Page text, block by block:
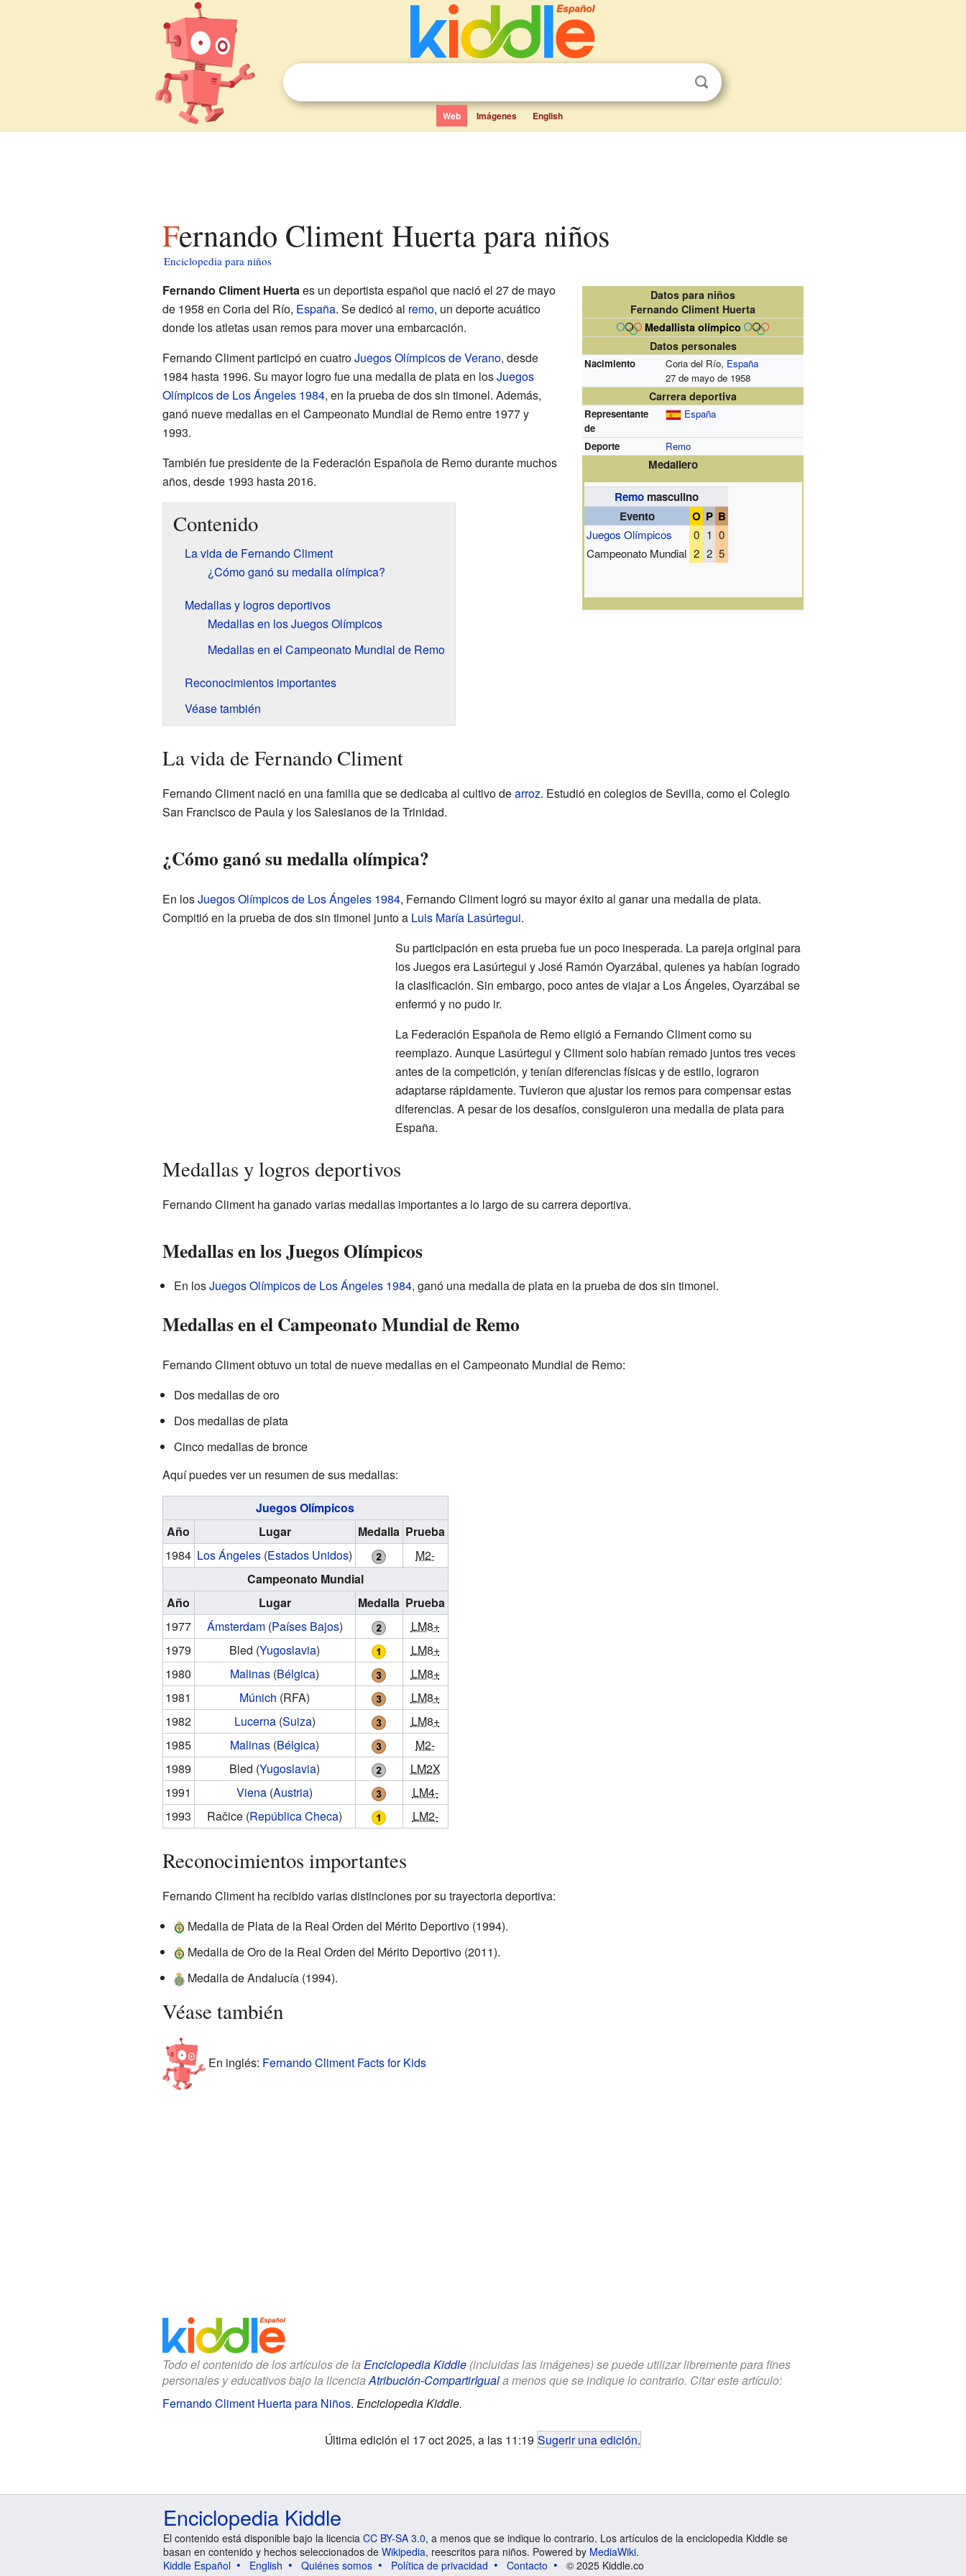
Web Imágenes English
Fernando Climent Huerta para niños
Enciclopedia para niños
Datos para niños
Fernando Climent Huerta
Medallista olímpico
Datos personales
Nacimiento Coria del Río, España
27 de mayo de 1958
Carrera deportiva
Representante
de
España
Deporte Remo
Medallero
Remomasculino
Evento
O P B
Juegos Olímpicos 0 1 0
Campeonato Mundial 2 2 5
Fernando Climent Huertaes un deportista español que nació el 27 de mayo
de 1958 en Coria del Río, España. Se dedicó al remo, un deporte acuático
donde los atletas usan remos para mover una embarcación.
Fernando Climent participó en cuatroJuegos Olímpicos de Verano, desde
1984 hasta 1996. Su mayor logro fue una medalla de plata en losJuegos
Olímpicos de Los Ángeles 1984, en la prueba de dos sin timonel. Además,
ganó nueve medallas en el Campeonato Mundial de Remo entre 1977 y
1993.
También fue presidente de la Federación Española de Remo durante muchos
años, desde 1993 hasta 2016.
Contenido
La vida de Fernando Climent
¿Cómo ganó su medalla olímpica?
Medallas y logros deportivos
Medallas en los Juegos Olímpicos
Medallas en el Campeonato Mundial de Remo
Reconocimientos importantes
Véase también
La vida de Fernando Climent
Fernando Climent nació en una familia que se dedicaba al cultivo dearroz. Estudió en colegios de Sevilla, como el Colegio
San Francisco de Paula y los Salesianos de la Trinidad.
¿Cómo ganó su medalla olímpica?
En losJuegos Olímpicos de Los Ángeles 1984, Fernando Climent logró su mayor éxito al ganar una medalla de plata.
Compitió en la prueba de dos sin timonel junto a Luis María Lasúrtegui.
Su participación en esta prueba fue un poco inesperada. La pareja original para
los Juegos era Lasúrtegui y José Ramón Oyarzábal, quienes ya habían logrado
la clasificación. Sin embargo, poco antes de viajar a Los Ángeles, Oyarzábal se
enfermó y no pudo ir.
La Federación Española de Remo eligió a Fernando Climent como su
reemplazo. Aunque Lasúrtegui y Climent solo habían remado juntos tres veces
antes de la competición, y tenían diferencias físicas y de estilo, lograron
adaptarse rápidamente. Tuvieron que ajustar los remos para compensar estas
diferencias. A pesar de los desafíos, consiguieron una medalla de plata para
España.
Medallas y logros deportivos
Fernando Climent ha ganado varias medallas importantes a lo largo de su carrera deportiva.
Medallas en los Juegos Olímpicos
En losJuegos Olímpicos de Los Ángeles 1984, ganó una medalla de plata en la prueba de dos sin timonel.
Medallas en el Campeonato Mundial de Remo
Fernando Climent obtuvo un total de nueve medallas en el Campeonato Mundial de Remo:
Dos medallas de oro
Dos medallas de plata
Cinco medallas de bronce
Aquí puedes ver un resumen de sus medallas:
Juegos Olímpicos
Año
Lugar Medalla Prueba
1984 Los Ángeles (Estados Unidos)
M2-
Campeonato Mundial
Año
Lugar Medalla Prueba
1977
Ámsterdam (Países Bajos)
LM8+
1979
Bled (Yugoslavia)
LM8+
1980
Malinas (Bélgica)
LM8+
1981
Múnich (RFA)
LM8+
1982
Lucerna (Suiza)
LM8+
1985
Malinas (Bélgica)
M2-
1989
Bled (Yugoslavia)
LM2X
1991
Viena (Austria)
LM4-
1993
Račice (República Checa) LM2-
Reconocimientos importantes
Fernando Climent ha recibido varias distinciones por su trayectoria deportiva:
Medalla de Plata de la Real Orden del Mérito Deportivo (1994).
Medalla de Oro de la Real Orden del Mérito Deportivo (2011).
Medalla de Andalucía (1994).
Véase también
En inglés: Fernando Climent Facts for Kids
Todo el contenido de los artículos de la Enciclopedia Kiddle(incluidas las imágenes) se puede utilizar libremente para fines
personales y educativos bajo la licenciaAtribución-CompartirIguala menos que se indique lo contrario. Citar este artículo:
Fernando Climent Huerta para Niños. Enciclopedia Kiddle.
Última edición el 17 oct 2025, a las 11:19 Sugerir una edición.
Enciclopedia Kiddle
El contenido está disponible bajo la licencia CC BY-SA 3.0, a menos que se indique lo contrario. Los artículos de la enciclopedia Kiddle se
basan en contenido y hechos seleccionados de Wikipedia, reescritos para niños. Powered by MediaWiki.
Kiddle Español
English Quiénes somos Política de privacidad Contacto © 2025 Kiddle.co